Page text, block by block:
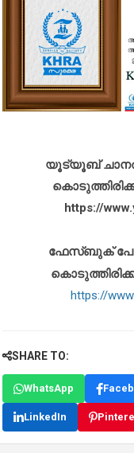
യൂട്യൂബ്
https://
ഫേസ്ബുക്
https://
SHARE TO:
WhatsApp
LinkedIn